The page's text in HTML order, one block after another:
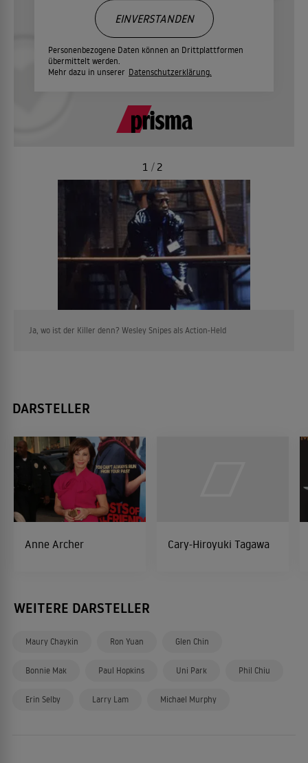
Personenbezogene Daten können an Drittplattformen
übermittelt werden.
Mehr dazu in unserer Datenschutzerklärung.
EINVERSTANDEN
Ja, wo ist der Killer denn? Wesley Snipes als Action-Held
1 / 2
DARSTELLER
Anne Archer Cary-Hiroyuki Tagawa
WEITERE DARSTELLER
Maury Chaykin Ron Yuan Glen Chin
Bonnie Mak Paul Hopkins Uni Park Phil Chiu
Erin Selby Larry Lam Michael Murphy